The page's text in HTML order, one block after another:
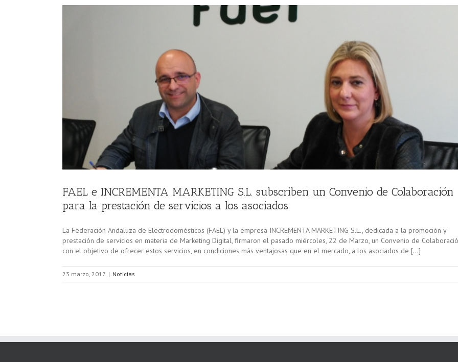
FAEL e INCREMENTA MARKETING S.L. subscriben un Convenio de Colaboración
para la prestación de servicios a los asociados
La Federación Andaluza de Electrodomésticos (FAEL) y la empresa INCREMENTA MARKETING S.L., dedicada a la promoción y
prestación de servicios en materia de Marketing Digital, firmaron el pasado miércoles, 22 de Marzo, un Convenio de
con el objetivo de ofrecer estos servicios, en condiciones más ventajosas que en el mercado, a los asociados de […]
23 marzo, 2017 | Noticias